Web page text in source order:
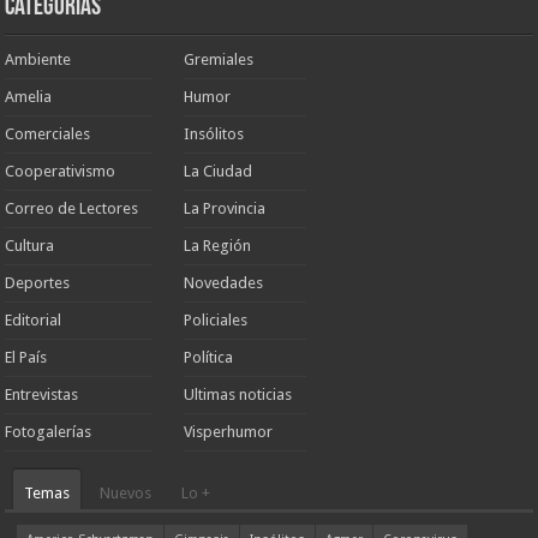
Categorias
Ambiente
Amelia
Comerciales
Cooperativismo
Correo de Lectores
Cultura
Deportes
Editorial
El País
Entrevistas
Fotogalerías
Gremiales
Humor
Insólitos
La Ciudad
La Provincia
La Región
Novedades
Policiales
Política
Ultimas noticias
Visperhumor
Temas Nuevos Lo +